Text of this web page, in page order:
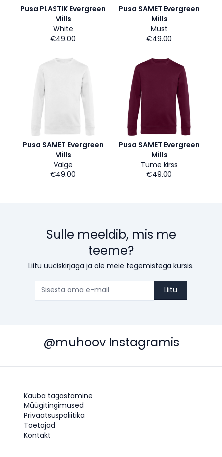
Pusa PLASTIK Evergreen
Mills
White
€49.00
Pusa SAMET Evergreen
Mills
Must
€49.00
Pusa SAMET Evergreen
Mills
Valge
€49.00
Pusa SAMET Evergreen
Mills
Tume kirss
€49.00
Sulle meeldib, mis me
teeme?
Liitu uudiskirjaga ja ole meie tegemistega kursis.
Liitu
@muhoov Instagramis
Kauba tagastamine
Müügitingimused
Privaatsuspoliitika
Toetajad
Kontakt